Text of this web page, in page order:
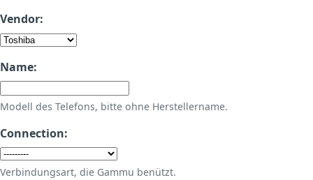
Vendor:
Name:
Modell des Telefons, bitte ohne Herstellername.
Connection:
Verbindungsart, die Gammu benützt.